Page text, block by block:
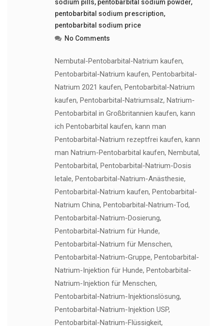
sodium pills, pentobarbital sodium powder,
pentobarbital sodium prescription,
pentobarbital sodium price
No Comments
Nembutal-Pentobarbital-Natrium kaufen,
Pentobarbital-Natrium kaufen, Pentobarbital-
Natrium 2021 kaufen, Pentobarbital-Natrium
kaufen, Pentobarbital-Natriumsalz, Natrium-
Pentobarbital in Großbritannien kaufen, kann
ich Pentobarbital kaufen, kann man
Pentobarbital-Natrium rezeptfrei kaufen, kann
man Natrium-Pentobarbital kaufen, Nembutal,
Pentobarbital, Pentobarbital-Natrium-Dosis
letale, Pentobarbital-Natrium-Anästhesie,
Pentobarbital-Natrium kaufen, Pentobarbital-
Natrium China, Pentobarbital-Natrium-Tod,
Pentobarbital-Natrium-Dosierung,
Pentobarbital-Natrium für Hunde,
Pentobarbital-Natrium für Menschen,
Pentobarbital-Natrium-Gruppe, Pentobarbital-
Natrium-Injektion für Hunde, Pentobarbital-
Natrium-Injektion für Menschen,
Pentobarbital-Natrium-Injektionslösung,
Pentobarbital-Natrium-Injektion USP,
Pentobarbital-Natrium-Flüssigkeit,